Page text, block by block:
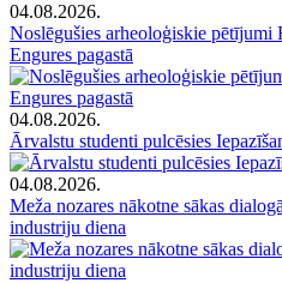
04.08.2026.
Noslēgušies arheoloģiskie pētījumi
Engures pagastā
04.08.2026.
Ārvalstu studenti pulcēsies
04.08.2026.
Meža nozares nākotne sākas
industriju diena